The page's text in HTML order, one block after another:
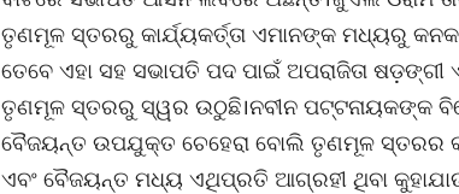
ତୃଣମୂଳ ସ୍ତରରୁ କାର୍ଯ୍ୟକର୍ତ୍ତା ଏମାନଙ୍କ ମଧ୍ୟରୁ
ତେବେ ଏହା ସହ ସଭାପତି ପଦ ପାଇଁ ଅପରାଜିତା
ତୃଣମୂଳ ସ୍ତରରୁ ସ୍ୱର ଉଠୁଛି।ନବୀନ ପଟ୍ଟନାୟକଙ୍କ
ବୈଜୟନ୍ତ ଉପଯୁକ୍ତ ଚେହେରା ବୋଲି ତୃଣମୂଳ ସ୍ତରର
ଏବଂ ବୈଜୟନ୍ତ ମଧ୍ୟ ଏଥିପ୍ରତି ଆଗ୍ରହୀ ଥିବା